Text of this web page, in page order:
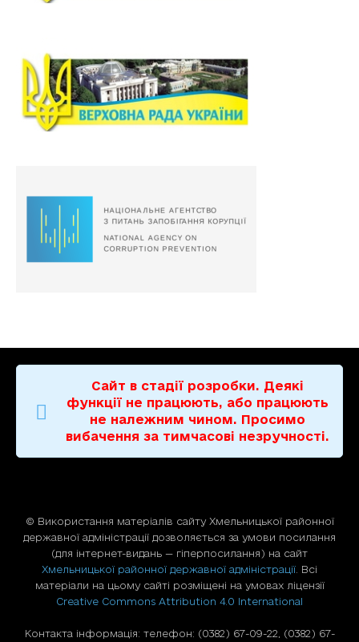
Сайт в стадії розробки. Деякі
функції не працюють, або працюють
не належним чином. Просимо
вибачення за тимчасові незручності.
© Використання матерiалiв сайту Хмельницької районної
державної адміністрації дозволяється за умови посилання
(для iнтернет-видань — гiперпосилання) на сайт
Хмельницької районної державної адміністрації . Всі
матеріали на цьому сайті розміщені на умовах ліцензії
Creative Commons Attribution 4.0 International
Контакта інформація: телефон: (0382) 67-09-22, (0382) 67-